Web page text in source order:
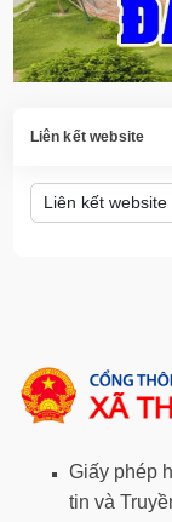
Liên kết website
Giấy phép
tin và